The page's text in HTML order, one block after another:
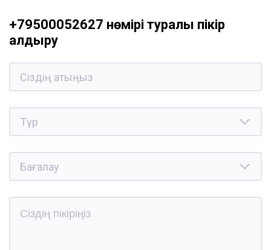
+79500052627 нөмірі туралы пікір
қалдыру